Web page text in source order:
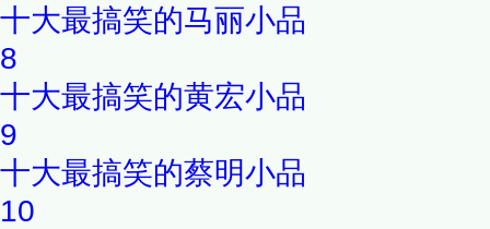
十大最搞笑的马丽小品
8
十大最搞笑的黄宏小品
9
十大最搞笑的蔡明小品
10